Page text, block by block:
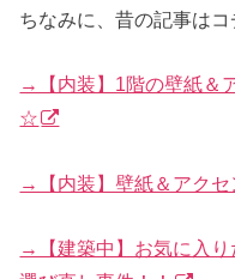
ちなみに、昔の記事はコ
→【内装】1階の壁紙＆
☆
→【内装】壁紙＆アク
→【建築中】お気に入り